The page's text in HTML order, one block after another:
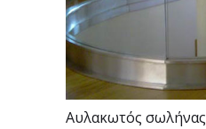
Αυλακωτός σωλήνας